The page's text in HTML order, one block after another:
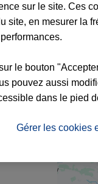
sur le site. Ces
site, en mesurer la
le bouton
pouvez aussi
dans le pied
Gérer les cookies